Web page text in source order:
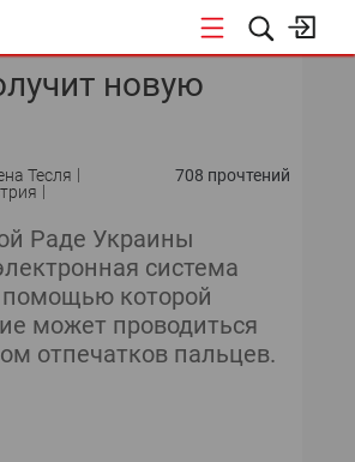
ИТ-ИНФРАСТРУКТУРА
БЕЗОПАСНОСТЬ
новую
Тесля
708 прочтений
Раде Украины
система
помощью которой
может проводиться
отпечатков пальцев.